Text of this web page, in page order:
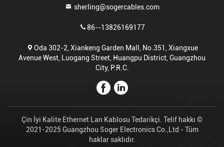
sherling@sogercables.com
86--13826169177
Oda 302-2, Xiankeng Garden Mall, No.351, Xiangxue
Avenue West, Luogang Street, Huangpu District, Guangzhou
City, P.R.C.
Çin İyi Kalite Ethernet Lan Kablosu Tedarikçi. Telif hakkı ©
2021-2025 Guangzhou Soger Electronics Co.,Ltd - Tüm
haklar saklıdır.